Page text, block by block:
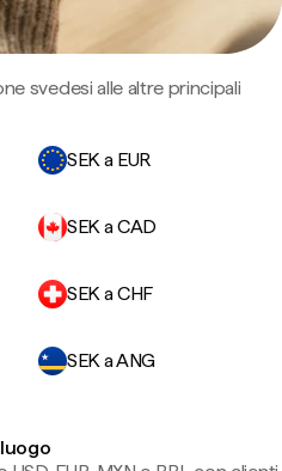
svedesi alle altre principali
SEK a EUR
SEK a CAD
SEK a CHF
SEK a ANG